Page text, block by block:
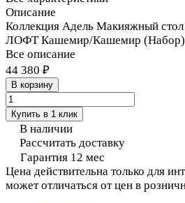
Описание
Коллекция Адель Макияжный стол
ЛОФТ Кашемир/Кашемир (Набор)
Все описание
44 380 ₽
В корзину
Купить в 1 клик
В наличии
Рассчитать доставку
Гарантия 12 мес
Цена действительна только для
может отличаться от цен в